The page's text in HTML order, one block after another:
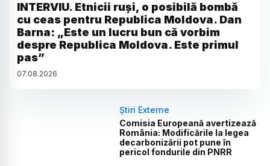
INTERVIU. Etnicii ruși, o posibilă bombă
cu ceas pentru Republica Moldova. Dan
Barna: „Este un lucru bun că vorbim
despre Republica Moldova. Este primul
pas”
07.08.2026
Știri Externe
Comisia Europeană avertizează
România: Modificările la legea
decarbonizării pot pune în
pericol fondurile din PNRR